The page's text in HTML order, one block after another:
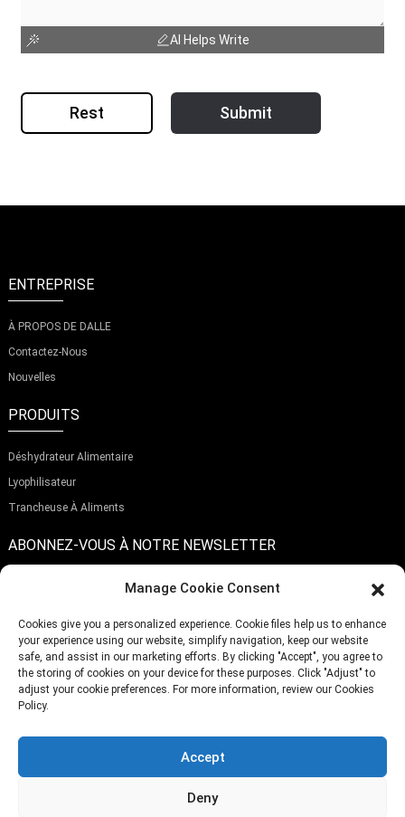
AI Helps Write
Rest Submit
ENTREPRISE
À PROPOS DE DALLE
Contactez-Nous
Nouvelles
PRODUITS
Déshydrateur Alimentaire
Lyophilisateur
Trancheuse À Aliments
ABONNEZ-VOUS À NOTRE NEWSLETTER
Soumettre
TÉLÉPHONE:
Manage Cookie Consent
Cookies give you a personalized experience. Cookie files help us to enhance
your experience using our website, simplify navigation, keep our website
safe, and assist in our marketing efforts. By clicking "Accept", you agree to
the storing of cookies on your device for these purposes. Click "Adjust" to
adjust your cookie preferences. For more information, review our Cookies
Policy.
Accept
Deny